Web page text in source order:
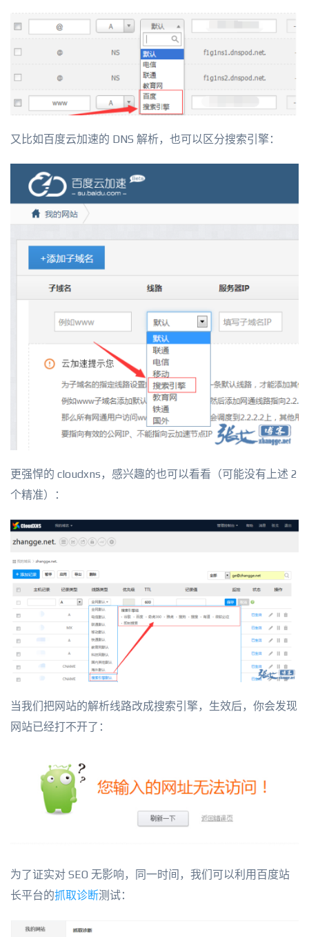
又比如百度云加速的 DNS 解析，也可以区分搜索引擎：
更强悍的 cloudxns，感兴趣的也可以看看（可能没有上述 2
个精准）：
当我们把网站的解析线路改成搜索引擎，生效后，你会发现
网站已经打不开了：
为了证实对 SEO 无影响，同一时间，我们可以利用百度站
长平台的抓取诊断测试：